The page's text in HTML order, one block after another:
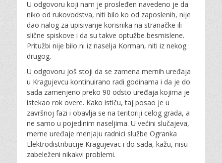
U odgovoru koji nam je prosleđen navedeno je da
niko od rukovodstva, niti bilo ko od zaposlenih, nije
dao nalog za upisivanje korisnika na stranačke ili
slične spiskove i da su takve optužbe besmislene.
Pritužbi nije bilo ni iz naselja Korman, niti iz nekog
drugog.
U odgovoru još stoji da se zamena mernih uređaja
u Kragujevcu kontinuirano radi godinama i da je do
sada zamenjeno preko 90 odsto uređaja kojima je
istekao rok overe. Kako ističu, taj posao je u
završnoj fazi i obavlja se na teritoriji celog grada, a
ne samo u pojedinim naseljima. U većini slučajeva,
merne uređaje menjaju radnici službe Ogranka
Elektrodistribucije Kragujevac i do sada, kažu, nisu
zabeleženi nikakvi problemi.